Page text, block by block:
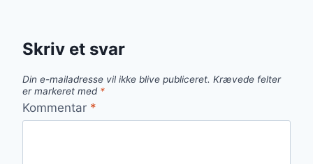
Skriv et svar
Din e-mailadresse vil ikke blive publiceret. Krævede felter
er markeret med *
Kommentar *